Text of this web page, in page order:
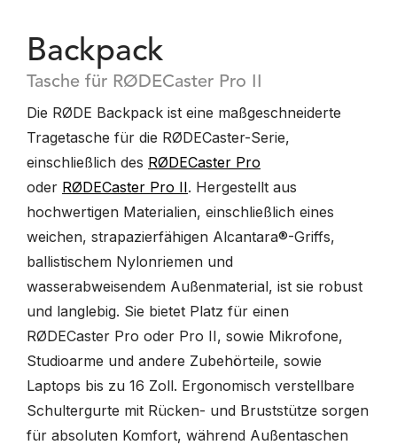
Backpack
Tasche für RØDECaster Pro II
Die RØDE Backpack ist eine maßgeschneiderte
Tragetasche für die RØDECaster-Serie,
einschließlich des RØDECaster Pro
oder RØDECaster Pro II. Hergestellt aus
hochwertigen Materialien, einschließlich eines
weichen, strapazierfähigen Alcantara®-Griffs,
ballistischem Nylonriemen und
wasserabweisendem Außenmaterial, ist sie robust
und langlebig. Sie bietet Platz für einen
RØDECaster Pro oder Pro II, sowie Mikrofone,
Studioarme und andere Zubehörteile, sowie
Laptops bis zu 16 Zoll. Ergonomisch verstellbare
Schultergurte mit Rücken- und Bruststütze sorgen
für absoluten Komfort, während Außentaschen